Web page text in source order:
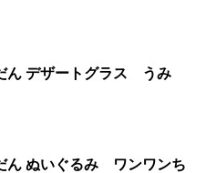
ノラネコぐんだん デザートグラス うみ
ん ぬいぐるみ ワンワンち